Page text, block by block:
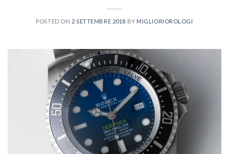
POSTED ON 2 SETTEMBRE 2018 BY MIGLIORIOROLOGI